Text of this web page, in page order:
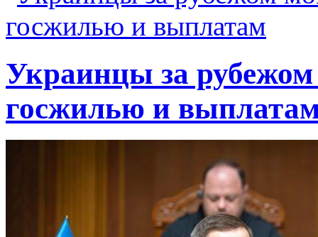
Украинцы за рубежом
госжилью и